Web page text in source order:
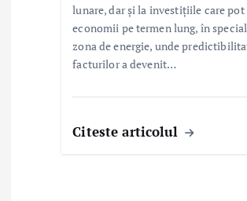
lunare, dar și la investițiile care pot
economii pe termen lung, în
zona de energie, unde
facturilor a devenit…
Citeste articolul